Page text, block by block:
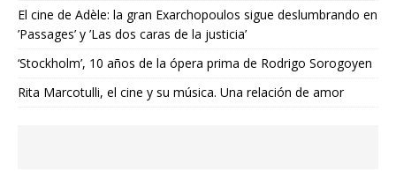
El cine de Adèle: la gran Exarchopoulos sigue deslumbrando en
’Passages’ y ’Las dos caras de la justicia’
‘Stockholm’, 10 años de la ópera prima de Rodrigo Sorogoyen
Rita Marcotulli, el cine y su música. Una relación de amor